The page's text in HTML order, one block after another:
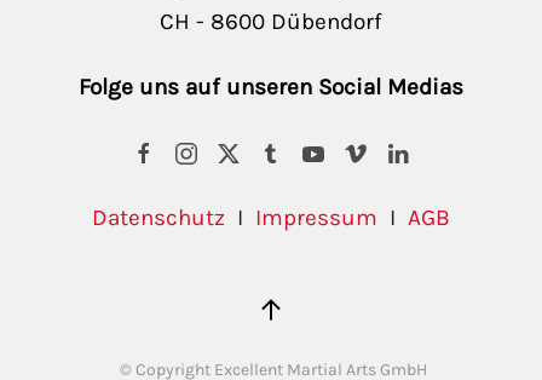
CH - 8600 Dübendorf
Folge uns auf unseren Social Medias
Datenschutz I Impressum I AGB
© Copyright Excellent Martial Arts GmbH